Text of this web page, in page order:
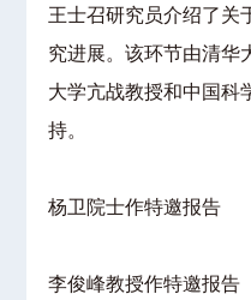
王士召研究员介绍了关
究进展。该环节由清华
大学亢战教授和中国科
持。
杨卫院士作特邀报告
李俊峰教授作特邀报告